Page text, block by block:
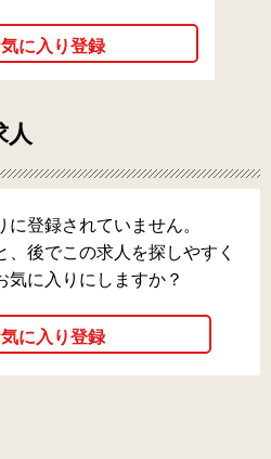
人
登録されていません。
後でこの求人を探しやすく
気に入りにしますか？